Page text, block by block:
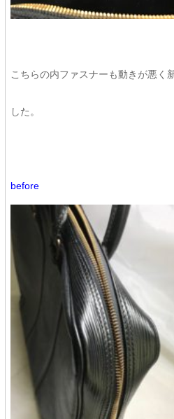
こちらの内ファスナーも動きが悪く
した。
before